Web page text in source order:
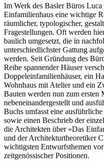
Im Werk des Basler Büros
Einfamilienhaus eine wichtige
räumlicher, typologischer,
Fragestellungen. Oft werden
baulich umgesetzt, die in
unterschiedlichster Gattung
werden. Seit Gründung des
Reihe spannender Häuser
Doppeleinfamilienhäuser, ein
Wohnhaus mit Atelier und ein
Bauten werden nun zum ersten
nebeneinandergestellt und
Buchs umfasst eine
sowie einen Beschrieb der
die Architekten über «Das
und der Architekturtheoretiker
wichtigsten Entwurfsthemen
zeitgenössischer Positionen.